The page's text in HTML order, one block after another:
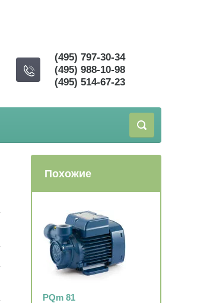
(495) 797-30-34
(495) 988-10-98
(495) 514-67-23
Похожие
PQm 81